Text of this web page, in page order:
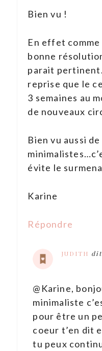
Bien vu !
En effet
bonne
parait
reprise que le
3 semaines au
de nouveaux
Bien vu aussi
évite le
Karine
Répondre
JUDITH dit
@Karine,
minimaliste
pour être un
coeur t’en dit
tu peux